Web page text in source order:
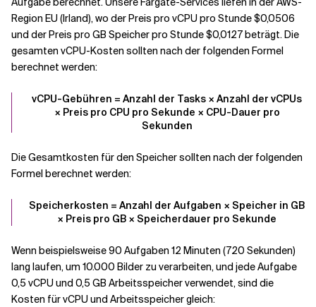
Region EU (Irland), wo der Preis pro vCPU pro Stunde $0,0506
und der Preis pro GB Speicher pro Stunde $0,0127 beträgt. Die
gesamten vCPU-Kosten sollten nach der folgenden Formel
berechnet werden:
vCPU-Gebühren = Anzahl der Tasks × Anzahl der vCPUs
× Preis pro CPU pro Sekunde × CPU-Dauer pro
Sekunden
Die Gesamtkosten für den Speicher sollten nach der folgenden
Formel berechnet werden:
Speicherkosten = Anzahl der Aufgaben × Speicher in GB
× Preis pro GB × Speicherdauer pro Sekunde
Wenn beispielsweise 90 Aufgaben 12 Minuten (720 Sekunden)
lang laufen, um 10.000 Bilder zu verarbeiten, und jede Aufgabe
0,5 vCPU und 0,5 GB Arbeitsspeicher verwendet, sind die
Kosten für vCPU und Arbeitsspeicher gleich: